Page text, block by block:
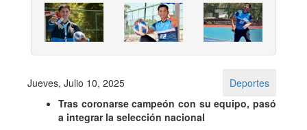
Previous Next
Jueves, Julio 10, 2025
Deportes
Tras coronarse campeón con su equipo, pasó
a integrar la selección nacional